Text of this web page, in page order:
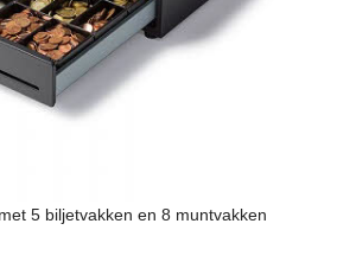
5 biljetvakken en 8 muntvakken